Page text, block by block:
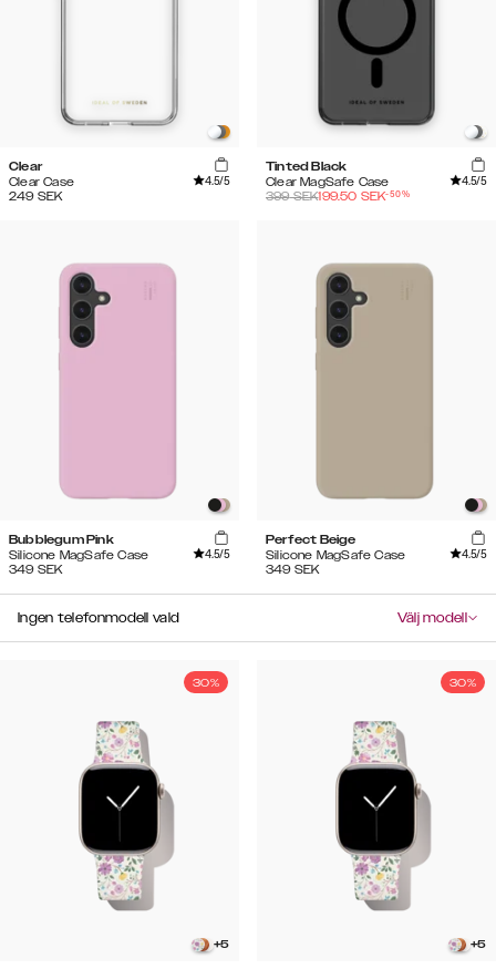
Clear
Clear Case
4.5/5
249 SEK
Tinted Black
Clear MagSafe Case
4.5/5
399SEK199.50 SEK-50%
Bubblegum Pink
Silicone MagSafe Case
4.5/5
349 SEK
Perfect Beige
Silicone MagSafe Case
4.5/5
349 SEK
Ingen telefonmodell vald Välj modell
30%
+5
30%
+5